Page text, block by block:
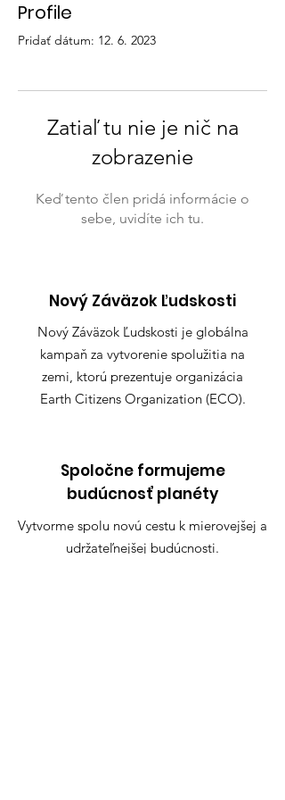
Profile
Pridať dátum: 12. 6. 2023
Zatiaľ tu nie je nič na
zobrazenie
Keď tento člen pridá informácie o
sebe, uvidíte ich tu.
Nový Záväzok Ľudskosti
Nový Záväzok Ľudskosti je globálna
kampaň za vytvorenie spolužitia na
zemi, ktorú prezentuje organizácia
Earth Citizens Organization (ECO).
Spoločne formujeme
budúcnosť planéty
Vytvorme spolu novú cestu k mierovejšej a
udržateľnejšej budúcnosti.